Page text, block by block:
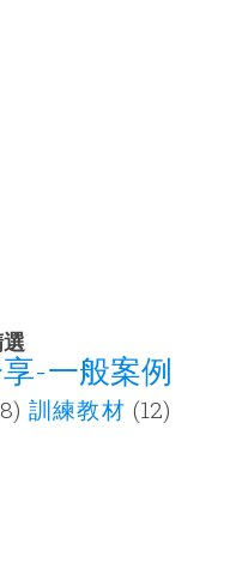
-一般案例
訓練教材 (12)